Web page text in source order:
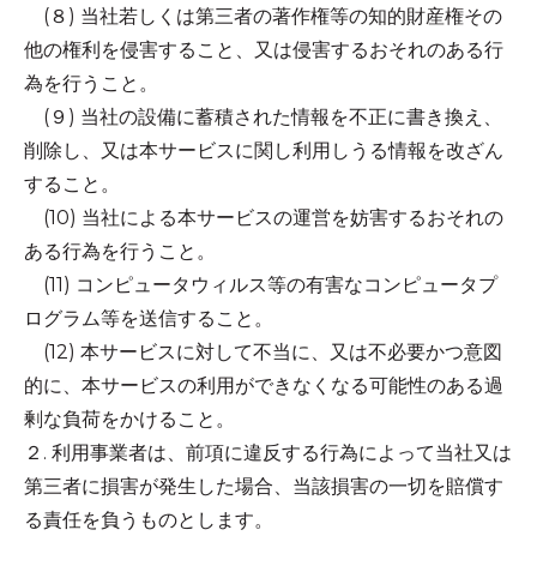
(８) 当社若しくは第三者の著作権等の知的財産権その
他の権利を侵害すること、又は侵害するおそれのある行
為を行うこと。
(９) 当社の設備に蓄積された情報を不正に書き換え、
削除し、又は本サービスに関し利用しうる情報を改ざん
すること。
(10) 当社による本サービスの運営を妨害するおそれの
ある行為を行うこと。
(11) コンピュータウィルス等の有害なコンピュータプ
ログラム等を送信すること。
(12) 本サービスに対して不当に、又は不必要かつ意図
的に、本サービスの利用ができなくなる可能性のある過
剰な負荷をかけること。
２. 利用事業者は、前項に違反する行為によって当社又は
第三者に損害が発生した場合、当該損害の一切を賠償す
る責任を負うものとします。